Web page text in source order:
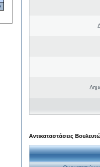
Αντικαταστάσεις